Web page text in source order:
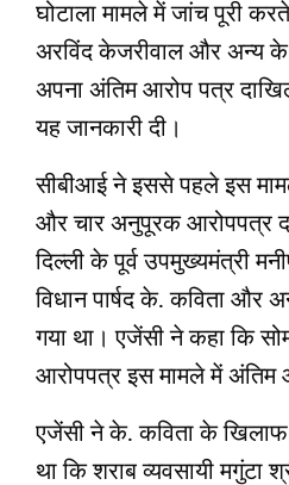
घोटाला मामले में जांच पूरी
अरविंद केजरीवाल और अन्य के
अपना अंतिम आरोप पत्र
यह जानकारी दी।
सीबीआई ने इससे पहले इस
और चार अनुपूरक आरोपपत्र
दिल्ली के पूर्व उपमुख्यमंत्री
विधान पार्षद के. कविता और
गया था। एजेंसी ने कहा कि
आरोपपत्र इस मामले में अंतिम
एजेंसी ने के. कविता के
था कि शराब व्यवसायी मगुंटा